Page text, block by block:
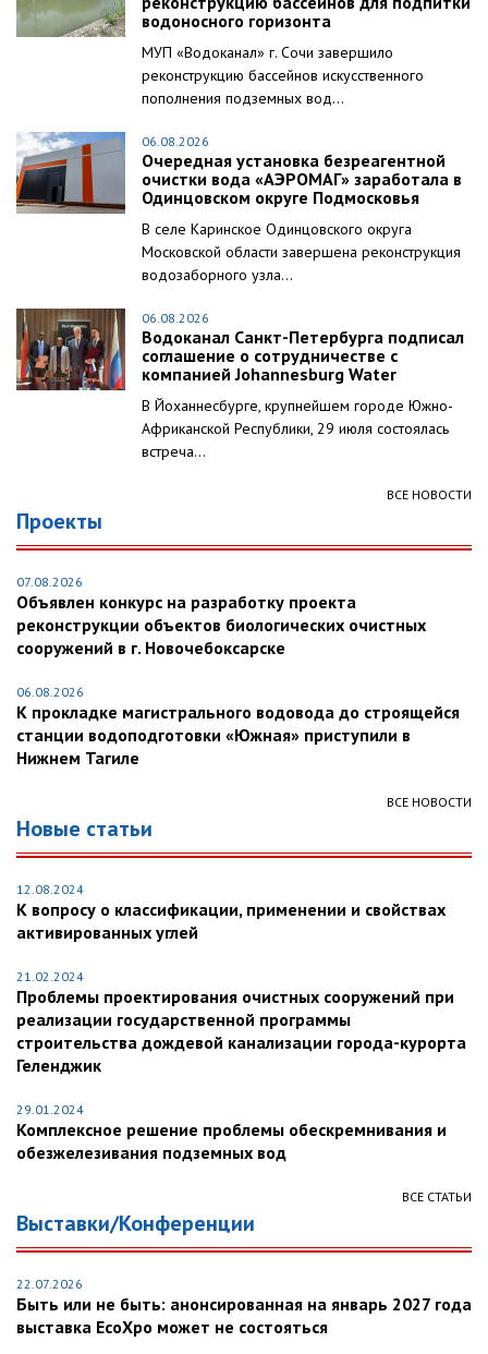
водоносного горизонта
МУП «Водоканал» г. Сочи завершило
реконструкцию бассейнов искусственного
пополнения подземных вод...
06.08.2026
Очередная установка безреагентной
очистки вода «АЭРОМАГ» заработала в
Одинцовском округе Подмосковья
В селе Каринское Одинцовского округа
Московской области завершена реконструкция
водозаборного узла...
06.08.2026
Водоканал Санкт-Петербурга подписал
соглашение о сотрудничестве с
компанией Johannesburg Water
В Йоханнесбурге, крупнейшем городе Южно-
Африканской Республики, 29 июля состоялась
встреча...
ВСЕ НОВОСТИ
Проекты
07.08.2026
Объявлен конкурс на разработку проекта
реконструкции объектов биологических очистных
сооружений в г. Новочебоксарске
06.08.2026
К прокладке магистрального водовода до строящейся
станции водоподготовки «Южная» приступили в
Нижнем Тагиле
ВСЕ НОВОСТИ
Новые статьи
12.08.2024
К вопросу о классификации, применении и свойствах
активированных углей
21.02.2024
Проблемы проектирования очистных сооружений при
реализации государственной программы
строительства дождевой канализации города-курорта
Геленджик
29.01.2024
Комплексное решение проблемы обескремнивания и
обезжелезивания подземных вод
ВСЕ СТАТЬИ
Выставки/Конференции
22.07.2026
Быть или не быть: анонсированная на январь 2027 года
выставка EcoXpo может не состояться